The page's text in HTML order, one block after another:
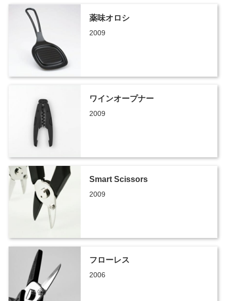
薬味オロシ
2009
ワインオープナー
2009
Smart Scissors
2009
フローレス
2006